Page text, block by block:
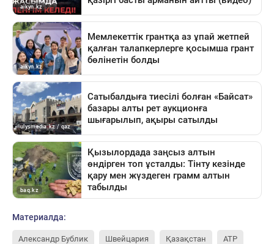
Материалда:
Александр Бублик Швейцария Қазақстан ATP